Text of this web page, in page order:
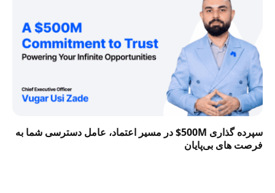
سپرده گذاری 500M$ در مسیر اعتماد، عامل دسترسی شما به
فرصت‌ های بی‌پایان